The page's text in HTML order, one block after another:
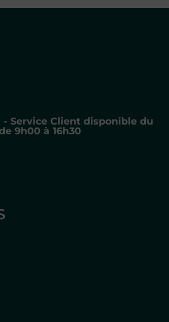
- Service Client disponible du
9h00 à 16h30